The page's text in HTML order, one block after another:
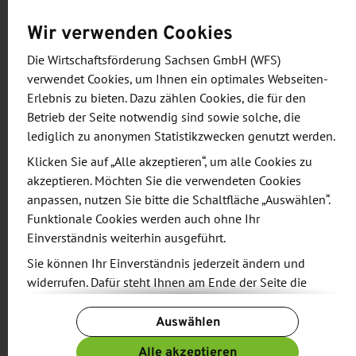
entwickeln. Auch in diesem Bereich liegt ein
enormes Wertschöpfungspotenzial für deutsche
Unternehmen, da sie alle wesentlichen
Kompetenzen und Infrastrukturen für den
gesamten Fertigungsprozess mitbringen bzw. alle
system-relevanten Komponenten fertigen können.
Spaniens Klimapolitik hat einen breiten
gesellschaftlichen Rückhalt und wird auch von der
spanischen Wirtschaft durch ihr starkes
Klimabewusstsein mitgetragen. Nicht nur
Energiekonzerne weiten das Geschäft mit
Erneuerbaren Energien stark aus, auch
Industrieunternehmen investieren für die
Eigenversorgung und sind des Weiteren stark an
Wir verwenden Cookies
Die Wirtschaftsförderung Sachsen GmbH (WFS)
verwendet Cookies, um Ihnen ein optimales Webseiten-
Erlebnis zu bieten. Dazu zählen Cookies, die für den
Betrieb der Seite notwendig sind sowie solche, die
lediglich zu anonymen Statistikzwecken genutzt werden.
Klicken Sie auf „Alle akzeptieren“, um alle Cookies zu
akzeptieren. Möchten Sie die verwendeten Cookies
anpassen, nutzen Sie bitte die Schaltfläche „Auswählen“.
Funktionale Cookies werden auch ohne Ihr
Einverständnis weiterhin ausgeführt.
Sie können Ihr Einverständnis jederzeit ändern und
widerrufen. Dafür steht Ihnen am Ende der Seite die
Verfügung.
Weitere Informationen finden Sie in unseren
Auswählen
Alle akzeptieren